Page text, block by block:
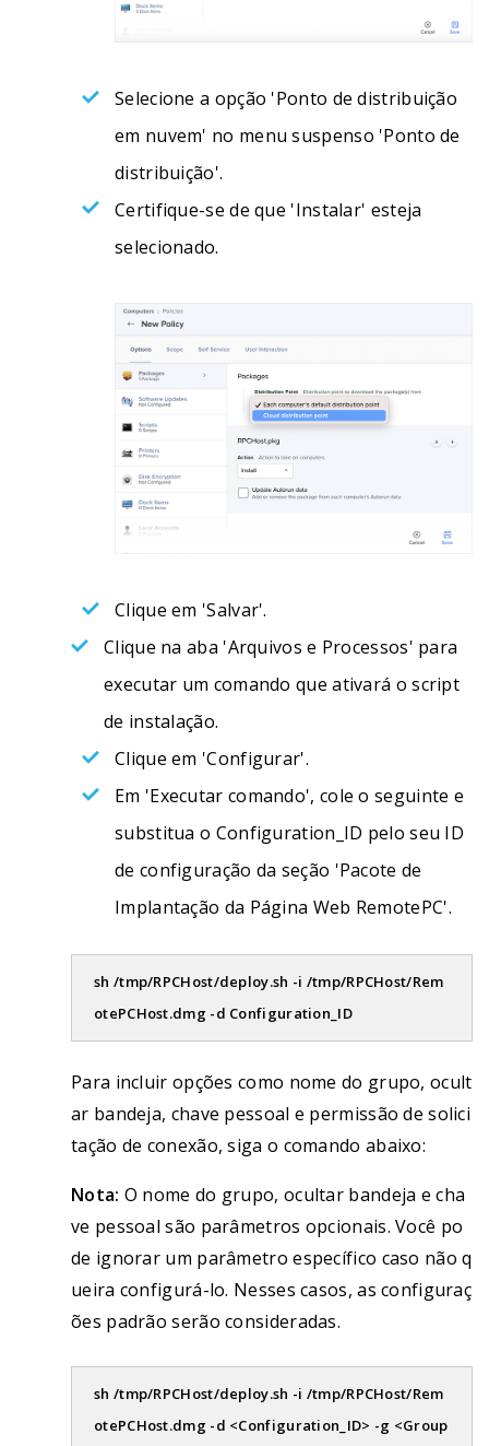
Selecione a opção 'Ponto de distribuição
em nuvem' no menu suspenso 'Ponto de
distribuição'.
Certifique-se de que 'Instalar' esteja
selecionado.
Clique em 'Salvar'.
Clique na aba 'Arquivos e Processos' para
executar um comando que ativará o script
de instalação.
Clique em 'Configurar'.
Em 'Executar comando', cole o seguinte e
substitua o Configuration_ID pelo seu ID
de configuração da seção 'Pacote de
Implantação da Página Web RemotePC'.
sh /tmp/RPCHost/deploy.sh -i /tmp/RPCHost/Rem
otePCHost.dmg -d Configuration_ID
Para incluir opções como nome do grupo, ocult
ar bandeja, chave pessoal e permissão de solici
tação de conexão, siga o comando abaixo:
Nota: O nome do grupo, ocultar bandeja e cha
ve pessoal são parâmetros opcionais. Você po
de ignorar um parâmetro específico caso não q
ueira configurá-lo. Nesses casos, as configuraç
ões padrão serão consideradas.
sh /tmp/RPCHost/deploy.sh -i /tmp/RPCHost/Rem
otePCHost.dmg -d <Configuration_ID> -g <Group